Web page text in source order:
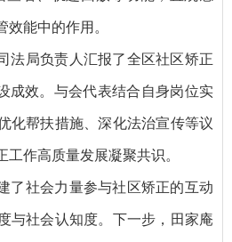
效能中的作用。
法局负责人汇报了全区社区矫正
成效。与会代表结合自身岗位实
化帮扶措施、深化法治宣传等议
作高质量发展凝聚共识。
了社会力量参与社区矫正的互动
与社会认知度。下一步，田家庵